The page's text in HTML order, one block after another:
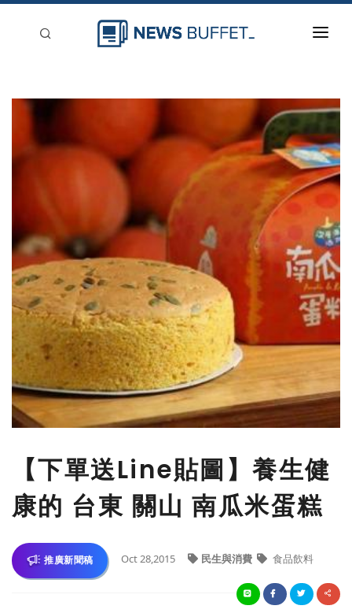
新聞稿分類
【下單送Line貼圖】養生健
康的 ‪台東‬ ‪‎關山‬ ‪‎南瓜米蛋糕‬
推廣新聞稿 Oct 28,2015 民生與消費 食品飲料